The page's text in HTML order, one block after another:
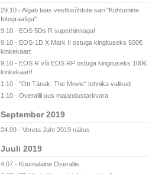
29.10 - Algab taas vestlusõhtute sari "Kohtumine
fotograafiga"
9.10 - EOS 5Ds R superhinnaga!
9.10 - EOS-1D X Mark II ostuga kingituseks 500€
kinkekaart
9.10 - EOS R või EOS RP ostuga kingituseks 100€
kinkekaart!
1.10 - “Ott Tänak: The Movie“ tehnika valikud
1.10 - Overallil uus majandustarkvara
September 2019
24.09 - Vereta Jaht 2019 näitus
Juuli 2019
4.07 - Kuumalaine Overallis